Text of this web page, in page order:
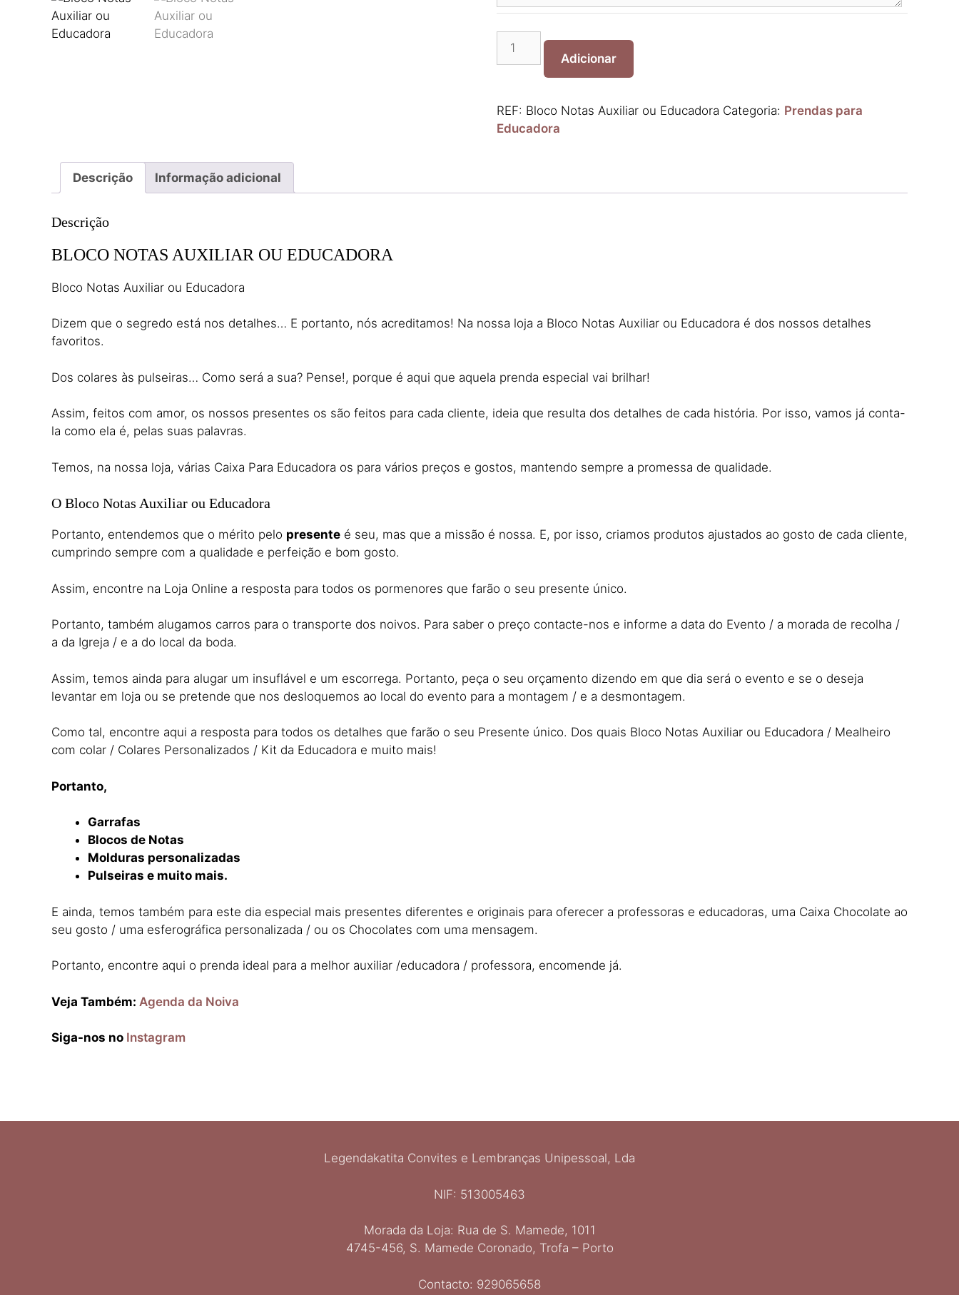
Quantidade
Auxiliar
ou
Adicionar
REF: Bloco Notas Auxiliar ou Educadora Categoria: Prendas para
Educadora
Descrição Informação adicional
Descrição
BLOCO NOTAS AUXILIAR OU EDUCADORA
Bloco Notas Auxiliar ou Educadora
Dizem que o segredo está nos detalhes… E portanto, nós acreditamos! Na nossa loja a Bloco Notas Auxiliar ou Educadora é dos nossos detalhes
favoritos.
Dos colares às pulseiras… Como será a sua? Pense!, porque é aqui que aquela prenda especial vai brilhar!
Assim, feitos com amor, os nossos presentes os são feitos para cada cliente, ideia que resulta dos detalhes de cada história. Por isso, vamos já conta-
la como ela é, pelas suas palavras.
Temos, na nossa loja, várias Caixa Para Educadora os para vários preços e gostos, mantendo sempre a promessa de qualidade.
O Bloco Notas Auxiliar ou Educadora
Portanto, entendemos que o mérito pelo presente é seu, mas que a missão é nossa. E, por isso, criamos produtos ajustados ao gosto de cada cliente,
cumprindo sempre com a qualidade e perfeição e bom gosto.
Assim, encontre na Loja Online a resposta para todos os pormenores que farão o seu presente único.
Portanto, também alugamos carros para o transporte dos noivos. Para saber o preço contacte-nos e informe a data do Evento / a morada de recolha /
a da Igreja / e a do local da boda.
Assim, temos ainda para alugar um insuflável e um escorrega. Portanto, peça o seu orçamento dizendo em que dia será o evento e se o deseja
levantar em loja ou se pretende que nos desloquemos ao local do evento para a montagem / e a desmontagem.
Como tal, encontre aqui a resposta para todos os detalhes que farão o seu Presente único. Dos quais Bloco Notas Auxiliar ou Educadora / Mealheiro
com colar / Colares Personalizados / Kit da Educadora e muito mais!
Portanto,
Garrafas
Blocos de Notas
Molduras personalizadas
Pulseiras e muito mais.
E ainda, temos também para este dia especial mais presentes diferentes e originais para oferecer a professoras e educadoras, uma Caixa Chocolate ao
seu gosto / uma esferográfica personalizada / ou os Chocolates com uma mensagem.
Portanto, encontre aqui o prenda ideal para a melhor auxiliar /educadora / professora, encomende já.
Veja Também: Agenda da Noiva
Siga-nos no Instagram
Legendakatita Convites e Lembranças Unipessoal, Lda
NIF: 513005463
Morada da Loja: Rua de S. Mamede, 1011
4745-456, S. Mamede Coronado, Trofa – Porto
Contacto: 929065658